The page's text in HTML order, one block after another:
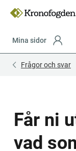
innehåll
Mina sidor
Frågor och svar
Får ni
vad
start
end